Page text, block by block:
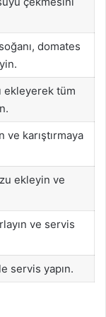
domates
ekleyerek tüm
ve karıştırmaya
ekleyin ve
ve servis
servis yapın.